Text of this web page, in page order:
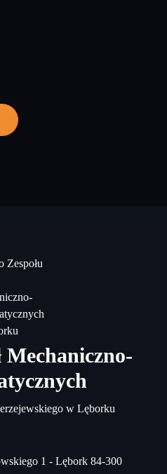
Mechaniczno-
w Lęborku
1 - Lębork 84-300